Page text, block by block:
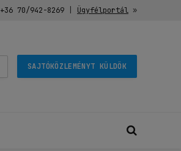
+36 70/942-8269| Ügyfélportál»
SAJTÓKÖZLEMÉNYT KÜLDÖK